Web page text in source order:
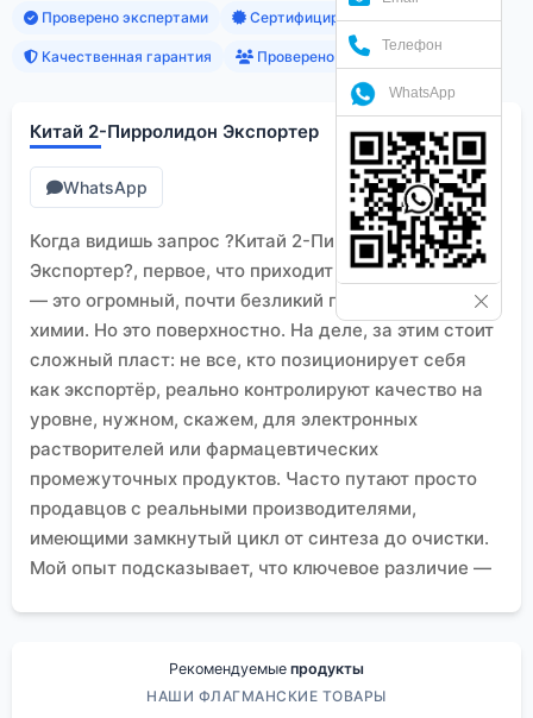
Проверено экспертами Сертифицированные продукты
Качественная гарантия Проверено клиентами
Китай 2-Пирролидон Экспортер
WhatsApp
Когда видишь запрос ?Китай 2-Пирролидон
Экспортер?, первое, что приходит в голову многим
— это огромный, почти безликий поток дешёвой
химии. Но это поверхностно. На деле, за этим стоит
сложный пласт: не все, кто позиционирует себя
как экспортёр, реально контролируют качество на
уровне, нужном, скажем, для электронных
растворителей или фармацевтических
промежуточных продуктов. Часто путают просто
продавцов с реальными производителями,
имеющими замкнутый цикл от синтеза до очистки.
Мой опыт подсказывает, что ключевое различие —
Вот, к примеру, возьмём компаниюООО Шэньян
Рекомендуемые продукты
НАШИ ФЛАГМАНСКИЕ ТОВАРЫ
Телефон
WhatsApp